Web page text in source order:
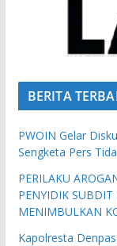
BERITA
PWOIN Gelar
Sengketa Pers
PERILAKU
PENYIDIK
MENIMBULKAN
Kapolresta